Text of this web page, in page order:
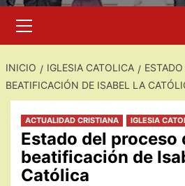
primario
INICIO IGLESIA CATOLICA
BEATIFICACIÓN DE ISABEL LA
ACTUALIDAD CRISTIANA IGLESIA
Estado del proceso
beatificación de
Católica